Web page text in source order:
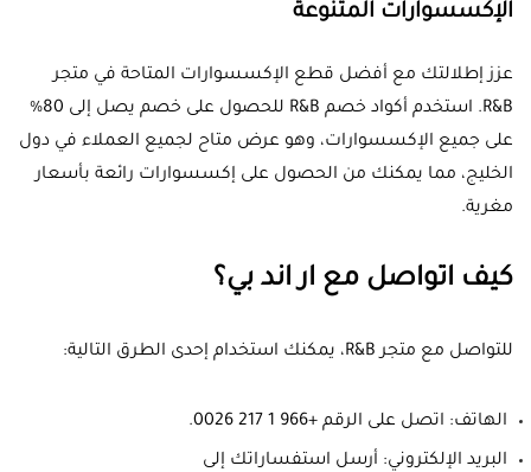
الإكسسوارات المتنوعة
عزز إطلالتك مع أفضل قطع الإكسسوارات المتاحة في متجر
R&B. استخدم أكواد خصم R&B للحصول على خصم يصل إلى 80%
على جميع الإكسسوارات، وهو عرض متاح لجميع العملاء في دول
الخليج، مما يمكنك من الحصول على إكسسوارات رائعة بأسعار
مغرية.
كيف اتواصل مع ار اند بي؟
للتواصل مع متجر R&B، يمكنك استخدام إحدى الطرق التالية:
الهاتف: اتصل على الرقم +966 1 217 0026.
البريد الإلكتروني: أرسل استفساراتك إلى